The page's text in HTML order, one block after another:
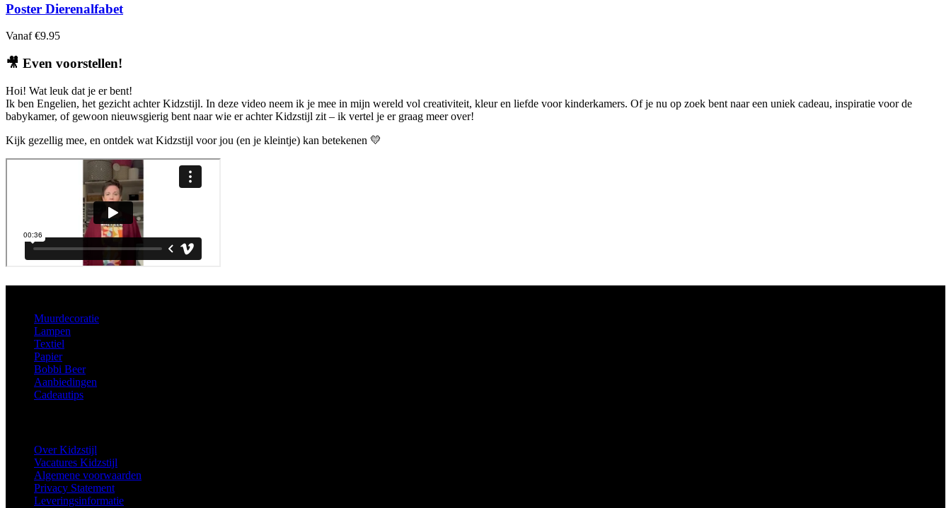
Poster Dierenalfabet
Vanaf €9.95
🎥 Even voorstellen!
Hoi! Wat leuk dat je er bent!
Ik ben Engelien, het gezicht achter Kidzstijl. In deze video neem ik je mee in mijn wereld vol creativiteit, kleur en liefde voor kinderkamers. Of je nu op zoek bent naar een uniek cadeau, inspiratie voor de
babykamer, of gewoon nieuwsgierig bent naar wie er achter Kidzstijl zit – ik vertel je er graag meer over!
Kijk gezellig mee, en ontdek wat Kidzstijl voor jou (en je kleintje) kan betekenen 💛
Muurdecoratie
Lampen
Textiel
Papier
Bobbi Beer
Aanbiedingen
Cadeautips
Over Kidzstijl
Vacatures Kidzstijl
Algemene voorwaarden
Privacy Statement
Leveringsinformatie